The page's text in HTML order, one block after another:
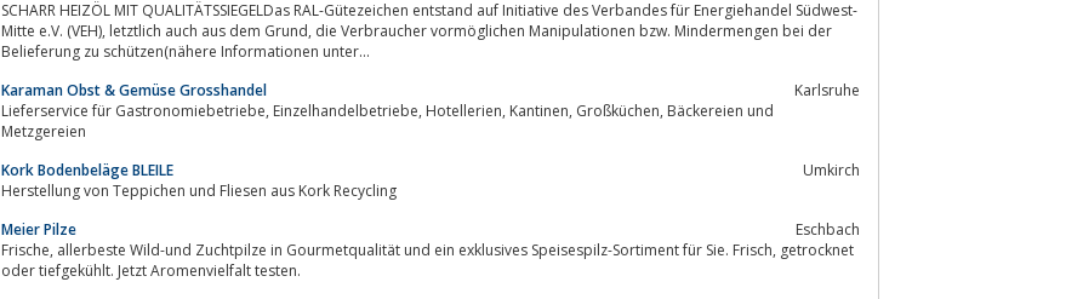
SCHARR HEIZÖL MIT QUALITÄTSSIEGELDas RAL-Gütezeichen entstand auf Initiative des Verbandes für Energiehandel Südwest-
Mitte e.V. (VEH), letztlich auch aus dem Grund, die Verbraucher vormöglichen Manipulationen bzw. Mindermengen bei der
Belieferung zu schützen(nähere Informationen unter...
Karaman Obst & Gemüse Grosshandel
Karlsruhe
Lieferservice für Gastronomiebetriebe, Einzelhandelbetriebe, Hotellerien, Kantinen, Großküchen, Bäckereien und
Metzgereien
Kork Bodenbeläge BLEILE
Umkirch
Herstellung von Teppichen und Fliesen aus Kork Recycling
Meier Pilze
Eschbach
Frische, allerbeste Wild-und Zuchtpilze in Gourmetqualität und ein exklusives Speisespilz-Sortiment für Sie. Frisch, getrocknet
oder tiefgekühlt. Jetzt Aromenvielfalt testen.